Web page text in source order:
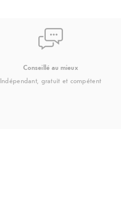
Conseillé au mieux
Indépendant, gratuit et compétent